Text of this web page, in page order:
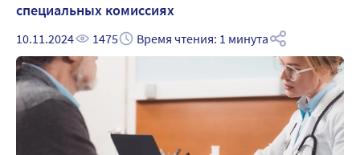
специальных комиссиях
10.11.2024 1475 Время чтения: 1 минута